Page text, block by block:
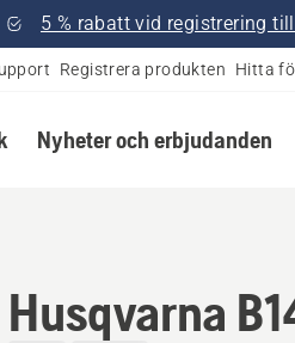
5 % rabatt vid registrering
Registrera produkten Hitta
Nyheter och erbjudanden
Husqvarna